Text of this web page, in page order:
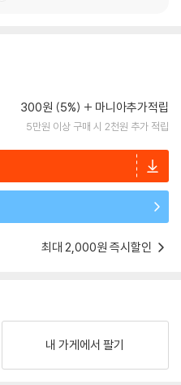
300원 (5%) 마니아추가적립
5만원 이상 구매 시 2천원 추가 적립
최대 2,000원 즉시할인
내 가게에서 팔기